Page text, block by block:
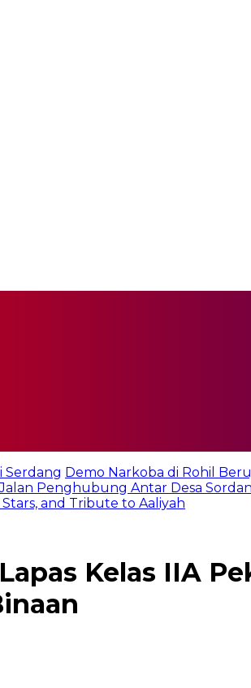
Serdang Demo Narkoba di Rohil
Jalan Penghubung Antar Desa
and Tribute to Aaliyah
Kelas IIA